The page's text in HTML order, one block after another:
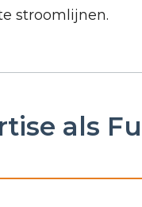
stroomlijnen.
als